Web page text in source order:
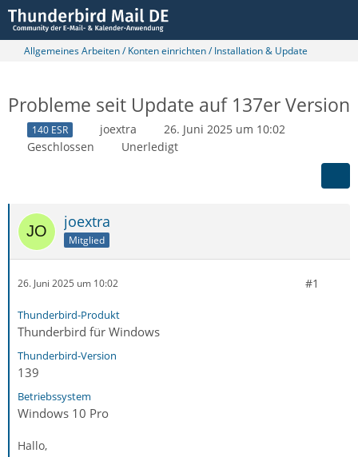
Allgemeines Arbeiten / Konten einrichten / Installation & Update
Probleme seit Update auf 137er Version
140 ESR joextra
26. Juni 2025 um 10:02
Geschlossen
Unerledigt
joextra
Mitglied
26. Juni 2025 um 10:02 #1
Thunderbird-Produkt
Thunderbird für Windows
Thunderbird-Version
139
Betriebssystem
Windows 10 Pro
Hallo,